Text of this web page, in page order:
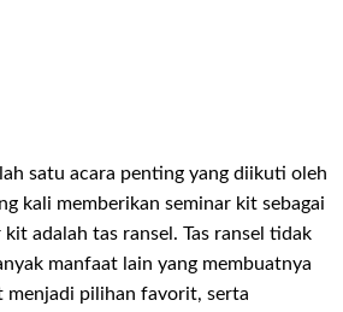
satu acara penting yang diikuti oleh
kali memberikan seminar kit sebagai
adalah tas ransel. Tas ransel tidak
manfaat lain yang membuatnya
menjadi pilihan favorit, serta